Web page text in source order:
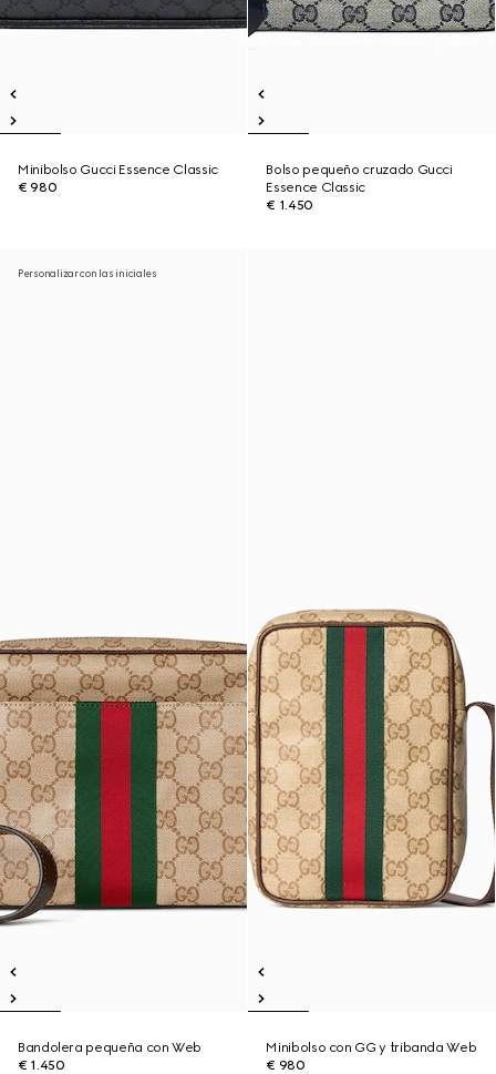
Minibolso Gucci Essence Classic
€ 980
Bolso pequeño cruzado Gucci
Essence Classic
€ 1.450
Personalizar con las iniciales
Bandolera pequeña con Web
€ 1.450
Minibolso con GG y tribanda Web
€ 980